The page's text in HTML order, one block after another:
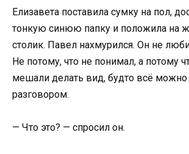
Елизавета поставила сумку на пол,
тонкую синюю папку и положила на
столик. Павел нахмурился. Он не
Не потому, что не понимал, а потому
мешали делать вид, будто всё
разговором.
— Что это? — спросил он.